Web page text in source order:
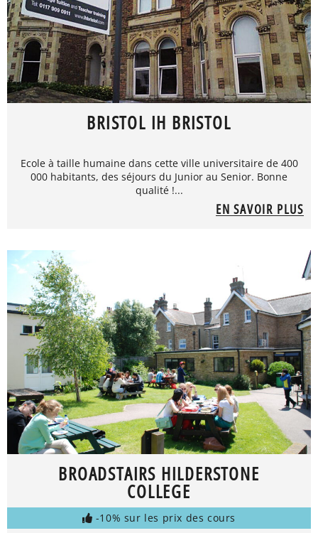
BRISTOL IH BRISTOL
Ecole à taille humaine dans cette ville universitaire de 400
000 habitants, des séjours du Junior au Senior. Bonne
qualité !...
EN SAVOIR PLUS
BROADSTAIRS HILDERSTONE
COLLEGE
-10% sur les prix des cours